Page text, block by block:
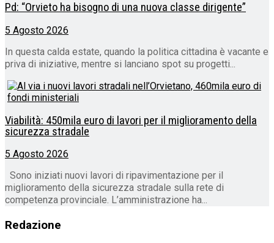
Pd: “Orvieto ha bisogno di una nuova classe dirigente”
5 Agosto 2026
In questa calda estate, quando la politica cittadina è vacante e
priva di iniziative, mentre si lanciano spot su progetti...
Viabilità: 450mila euro di lavori per il miglioramento della
sicurezza stradale
5 Agosto 2026
Sono iniziati nuovi lavori di ripavimentazione per il
miglioramento della sicurezza stradale sulla rete di
competenza provinciale. L’amministrazione ha...
Redazione